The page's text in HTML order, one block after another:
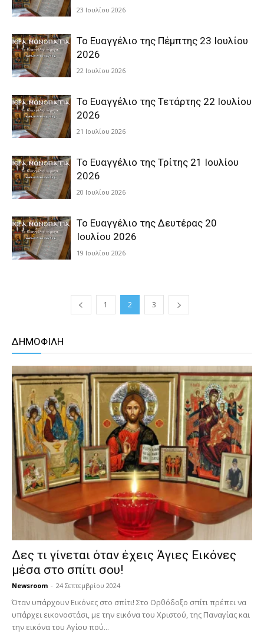
23 Ιουλίου 2026
Το Ευαγγέλιο της Πέμπτης 23 Ιουλίου
2026
22 Ιουλίου 2026
Το Ευαγγέλιο της Τετάρτης 22 Ιουλίου
2026
21 Ιουλίου 2026
Το Ευαγγέλιο της Τρίτης 21 Ιουλίου
2026
20 Ιουλίου 2026
Το Ευαγγέλιο της Δευτέρας 20
Ιουλίου 2026
19 Ιουλίου 2026
1 2 3
ΔΗΜΟΦΙΛΗ
Δες τι γίνεται όταν έχεις Άγιες Εικόνες
μέσα στο σπίτι σου!
Newsroom - 24 Σεπτεμβρίου 2024
Όταν υπάρχουν Εικόνες στο σπίτι! Στο Ορθόδοξο σπίτι πρέπει να
υπάρχει εικονοστάσι, με την εικόνα του Χριστού, της Παν­αγίας και
την εικόνα του Αγίου πού...